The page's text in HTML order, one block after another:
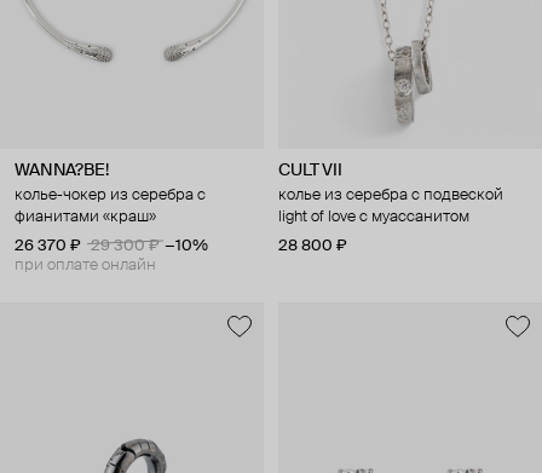
WANNA?BE!
колье-чокер из серебра с
фианитами «краш»
26 370 ₽
29 300 ₽ −10%
при оплате онлайн
CULT VII
колье из серебра с подвеской
light of love с муассанитом
28 800 ₽